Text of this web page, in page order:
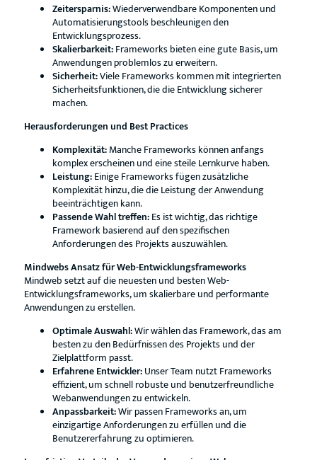
Zeitersparnis:Wiederverwendbare Komponenten und
Automatisierungstools beschleunigen den
Entwicklungsprozess.
Skalierbarkeit:Frameworks bieten eine gute Basis, um
Anwendungen problemlos zu erweitern.
Sicherheit:Viele Frameworks kommen mit integrierten
Sicherheitsfunktionen, die die Entwicklung sicherer
machen.
Herausforderungen und Best Practices
Komplexität:Manche Frameworks können anfangs
komplex erscheinen und eine steile Lernkurve haben.
Leistung:Einige Frameworks fügen zusätzliche
Komplexität hinzu, die die Leistung der Anwendung
beeinträchtigen kann.
Passende Wahl treffen:Es ist wichtig, das richtige
Framework basierend auf den spezifischen
Anforderungen des Projekts auszuwählen.
Mindwebs Ansatz für Web-Entwicklungsframeworks
Mindweb setzt auf die neuesten und besten Web-
Entwicklungsframeworks, um skalierbare und performante
Anwendungen zu erstellen.
Optimale Auswahl:Wir wählen das Framework, das am
besten zu den Bedürfnissen des Projekts und der
Zielplattform passt.
Erfahrene Entwickler:Unser Team nutzt Frameworks
effizient, um schnell robuste und benutzerfreundliche
Webanwendungen zu entwickeln.
Anpassbarkeit:Wir passen Frameworks an, um
einzigartige Anforderungen zu erfüllen und die
Benutzererfahrung zu optimieren.